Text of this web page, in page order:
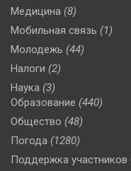
Медицина (8)
Мобильная связь (1)
Молодежь (44)
Налоги (2)
Наука (3)
Образование (440)
Общество (48)
Погода (1280)
Поддержка